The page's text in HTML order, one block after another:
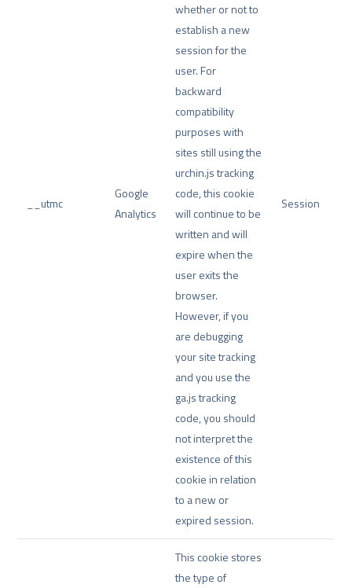
__utmc
Google
Analytics
whether or not to
establish a new
session for the
user. For
backward
compatibility
purposes with
sites still using the
urchin.js tracking
code, this cookie
will continue to be
written and will
expire when the
user exits the
browser.
However, if you
are debugging
your site tracking
and you use the
ga.js tracking
code, you should
not interpret the
existence of this
cookie in relation
to a new or
expired session.
Session
This cookie stores
the type of